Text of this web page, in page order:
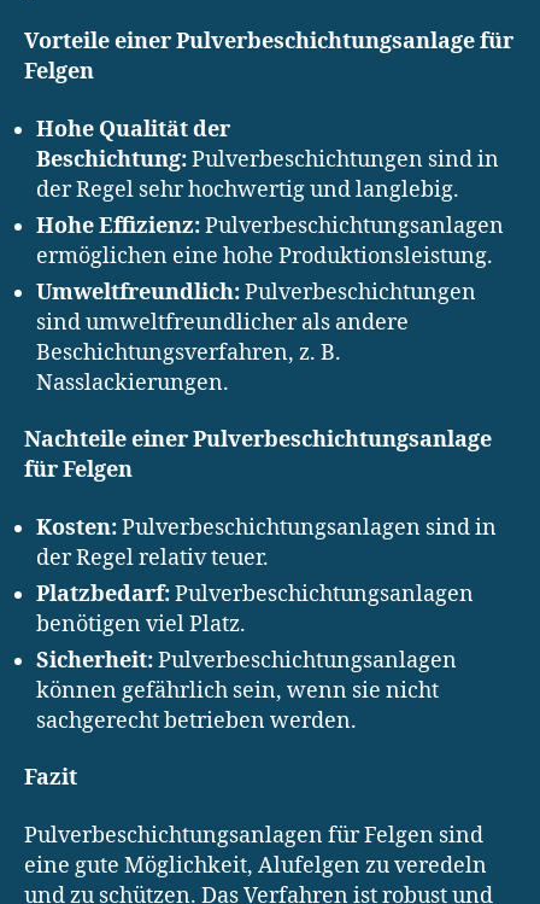
Vorteile einer Pulverbeschichtungsanlage für
Felgen
Hohe Qualität der
Beschichtung:Pulverbeschichtungen sind in
der Regel sehr hochwertig und langlebig.
Hohe Effizienz:Pulverbeschichtungsanlagen
ermöglichen eine hohe Produktionsleistung.
Umweltfreundlich:Pulverbeschichtungen
sind umweltfreundlicher als andere
Beschichtungsverfahren, z. B.
Nasslackierungen.
Nachteile einer Pulverbeschichtungsanlage
für Felgen
Kosten:Pulverbeschichtungsanlagen sind in
der Regel relativ teuer.
Platzbedarf:Pulverbeschichtungsanlagen
benötigen viel Platz.
Sicherheit:Pulverbeschichtungsanlagen
können gefährlich sein, wenn sie nicht
sachgerecht betrieben werden.
Fazit
Pulverbeschichtungsanlagen für Felgen sind
eine gute Möglichkeit, Alufelgen zu veredeln
und zu schützen. Das Verfahren ist robust und